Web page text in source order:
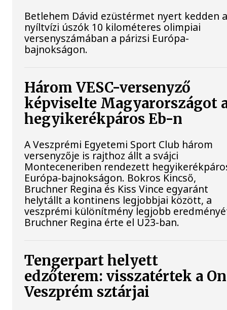
Betlehem Dávid ezüstérmet nyert kedden
nyíltvízi úszók 10 kilométeres olimpiai
versenyszámában a párizsi Európa-
bajnokságon.
Három VESC-versenyző
képviselte Magyarországot
hegyikerékpáros Eb-n
A Veszprémi Egyetemi Sport Club három
versenyzője is rajthoz állt a svájci
Monteceneriben rendezett
Európa-bajnokságon. Bokros Kincső,
Bruchner Regina és Kiss Vince egyaránt
helytállt a kontinens legjobbjai között, a
veszprémi különítmény legjobb
Bruchner Regina érte el U23-ban.
Tengerpart helyett
edzőterem: visszatértek a
Veszprém sztárjai